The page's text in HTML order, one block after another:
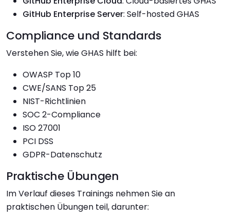
GitHub Enterprise Server: Self-hosted GHAS
Compliance und Standards
Verstehen Sie, wie GHAS hilft bei:
OWASP Top 10
CWE/SANS Top 25
NIST-Richtlinien
SOC 2-Compliance
ISO 27001
PCI DSS
GDPR-Datenschutz
Praktische Übungen
Im Verlauf dieses Trainings nehmen Sie an
praktischen Übungen teil, darunter: